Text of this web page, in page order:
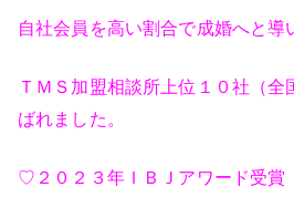
自社会員を高い割合で成婚へと導
ＴＭＳ加盟相談所上位１０社（
ばれました。
♡２０２３年ＩＢＪアワード受賞